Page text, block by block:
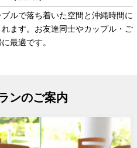
プルで落ち着いた空間と沖縄時間に
れます。お友達同士やカップル・ご
最適です。
ンのご案内